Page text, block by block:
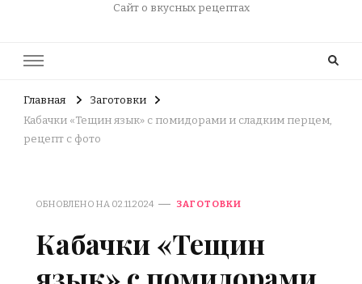
Сайт о вкусных рецептах
Главная
Заготовки
Кабачки «Тещин язык» с помидорами и сладким перцем,
рецепт с фото
ОБНОВЛЕНО НА 02.11.2024 ЗАГОТОВКИ
Кабачки «Тещин